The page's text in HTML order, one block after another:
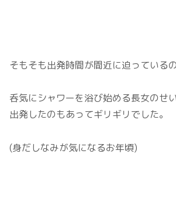
そもそも出発時間が間近に迫っている
呑気にシャワーを浴び始める長女のせ
出発したのもあってギリギリでした。
(身だしなみが気になるお年頃)